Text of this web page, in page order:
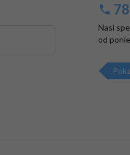
Nasi
od